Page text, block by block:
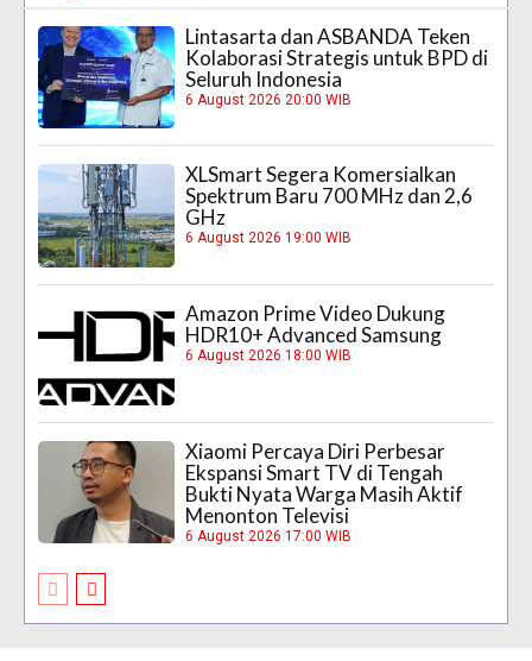
Lintasarta dan ASBANDA Teken
Kolaborasi Strategis untuk BPD di
Seluruh Indonesia
6 August 2026 20:00 WIB
XLSmart Segera Komersialkan
Spektrum Baru 700 MHz dan 2,6
GHz
6 August 2026 19:00 WIB
Amazon Prime Video Dukung
HDR10+ Advanced Samsung
6 August 2026 18:00 WIB
Xiaomi Percaya Diri Perbesar
Ekspansi Smart TV di Tengah
Bukti Nyata Warga Masih Aktif
Menonton Televisi
6 August 2026 17:00 WIB